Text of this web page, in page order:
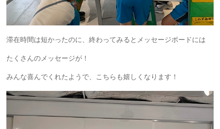
滞在時間は短かったのに、終わってみるとメッセージボードには
たくさんのメッセージが！
みんな喜んでくれたようで、こちらも嬉しくなります！